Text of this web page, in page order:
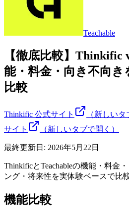
Teachable
【徹底比較】Thinkific
能・料金・向き不向
比較
Thinkific 公式サイト （新しいタ
サイト
（新しいタブで開く）
最終更新日: 2026年5月22日
ThinkificとTeachableの機能・料金
ング・将来性を実体験ベースで比
機能比較